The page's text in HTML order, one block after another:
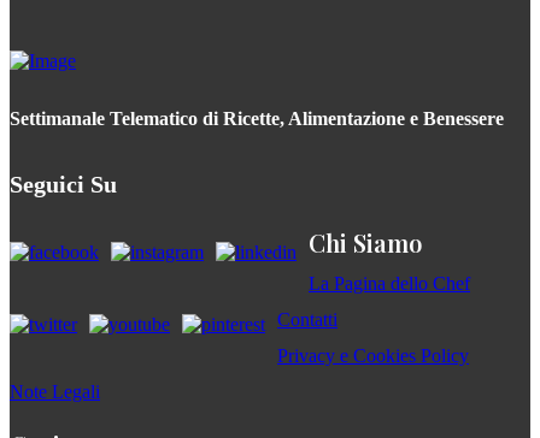
Settimanale Telematico di Ricette, Alimentazione e Benessere
Seguici Su
Chi Siamo
La Pagina dello Chef
Contatti
Privacy e Cookies Policy
Note Legali